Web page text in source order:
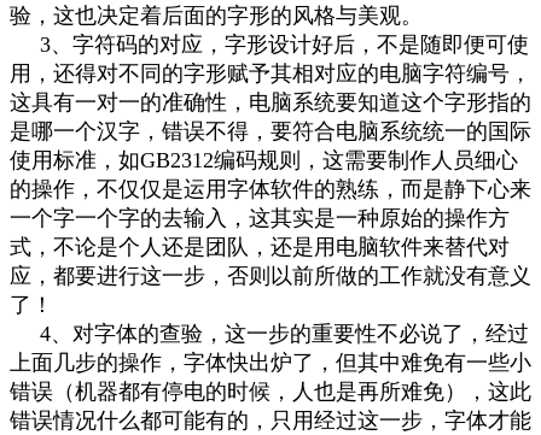
验，这也决定着后面的字形的风格与美观。
3、字符码的对应，字形设计好后，不是随即便可使
用，还得对不同的字形赋予其相对应的电脑字符编号，
这具有一对一的准确性，电脑系统要知道这个字形指的
是哪一个汉字，错误不得，要符合电脑系统统一的国际
使用标准，如GB2312编码规则，这需要制作人员细心
的操作，不仅仅是运用字体软件的熟练，而是静下心来
一个字一个字的去输入，这其实是一种原始的操作方
式，不论是个人还是团队，还是用电脑软件来替代对
应，都要进行这一步，否则以前所做的工作就没有意义
了！
4、对字体的查验，这一步的重要性不必说了，经过
上面几步的操作，字体快出炉了，但其中难免有一些小
错误（机器都有停电的时候，人也是再所难免），这此
错误情况什么都可能有的，只用经过这一步，字体才能